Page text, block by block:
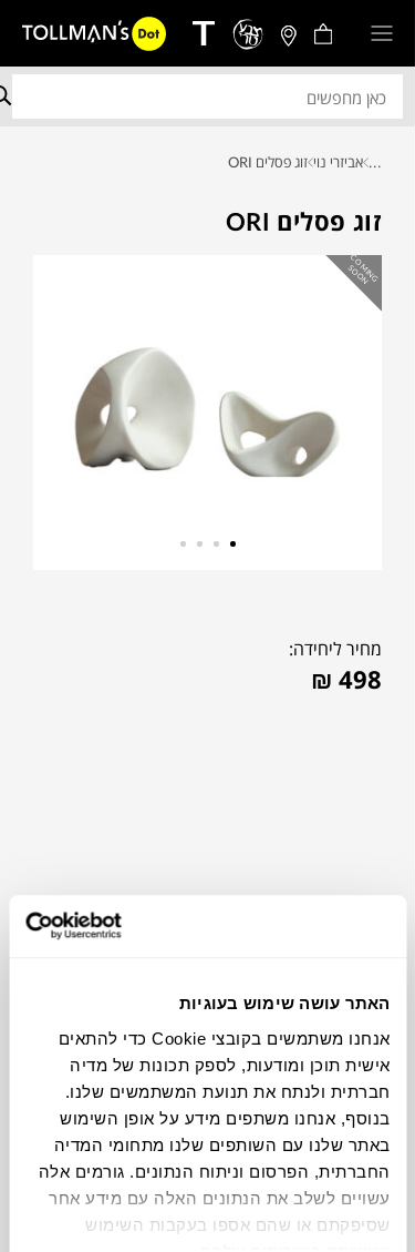
האתר עושה שימוש בעוגיות
אנחנו משתמשים בקובצי Cookie כדי להתאים
אישית תוכן ומודעות, לספק תכונות של מדיה
חברתית ולנתח את תנועת המשתמשים שלנו.
בנוסף, אנחנו משתפים מידע על אופן השימוש
באתר שלנו עם השותפים שלנו מתחומי המדיה
החברתית, הפרסום וניתוח הנתונים. גורמים אלה
עשויים לשלב את הנתונים האלה עם מידע אחר
שסיפקתם או שהם אספו בעקבות השימוש
... אביזרי נוי זוג פסלים ORI
זוג פסלים ORI
C
O
M
IN
G
S
O
O
N
מחיר ליחידה:
₪ 498
צבעים